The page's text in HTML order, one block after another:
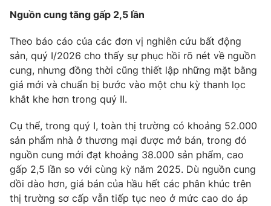
Thị trường
Tư vấn
Lịch phát sóng
Chuyên mục khác
Emagazine Podcast
Photo Infographic
Video Shorts video
VTV Money VTV Thể thao
Nguồn cung tăng gấp 2,5 lần
Theo báo cáo của các đơn vị nghiên cứu bất động
sản, quý I/2026 cho thấy sự phục hồi rõ nét về nguồn
cung, nhưng đồng thời cũng thiết lập những mặt bằng
giá mới và chuẩn bị bước vào một chu kỳ thanh lọc
khắt khe hơn trong quý II.
Cụ thể, trong quý I, toàn thị trường có khoảng 52.000
sản phẩm nhà ở thương mại được mở bán, trong đó
nguồn cung mới đạt khoảng 38.000 sản phẩm, cao
gấp 2,5 lần so với cùng kỳ năm 2025. Dù nguồn cung
dồi dào hơn, giá bán của hầu hết các phân khúc trên
thị trường sơ cấp vẫn tiếp tục neo ở mức cao do áp